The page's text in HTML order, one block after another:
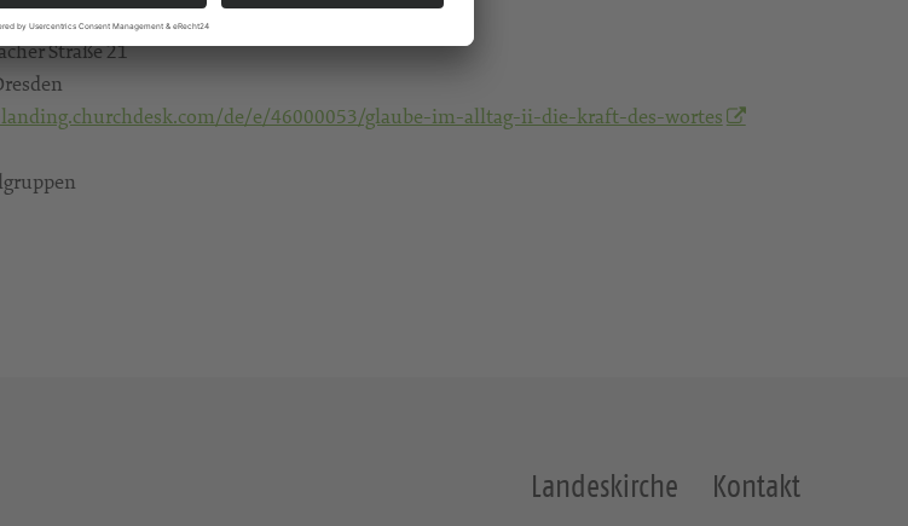
Thomaskirche
Straße 21
de/e/46000053/glaube-im-alltag-ii-die-kraft-des-wortes
Landeskirche Kontakt